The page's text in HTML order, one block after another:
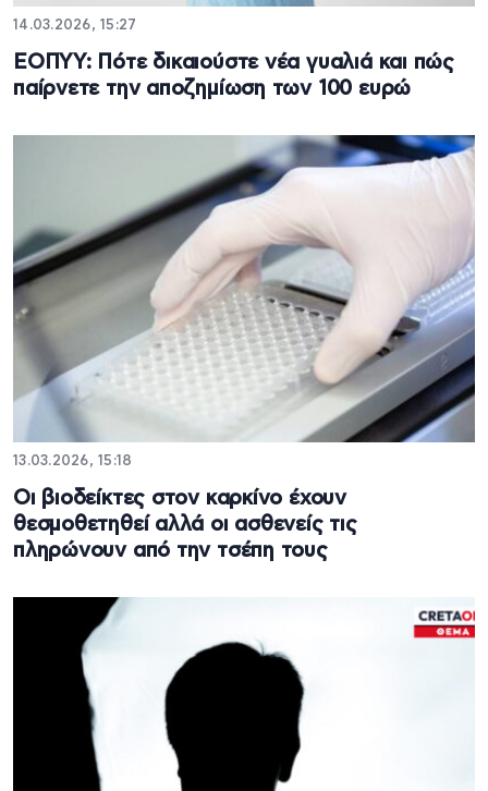
14.03.2026, 15:27
ΕΟΠΥΥ: Πότε δικαιούστε νέα γυαλιά και πώς
παίρνετε την αποζημίωση των 100 ευρώ
13.03.2026, 15:18
Οι βιοδείκτες στον καρκίνο έχουν
θεσμοθετηθεί αλλά οι ασθενείς τις
πληρώνουν από την τσέπη τους